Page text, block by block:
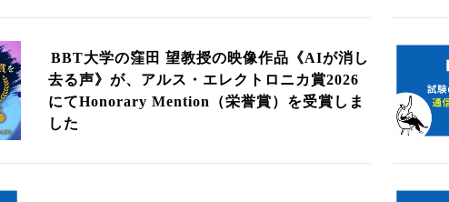
BBT大学の窪田 望教授の映像作品《AIが消し
去る声》が、アルス・エレクトロニカ賞2026
にてHonorary Mention（栄誉賞）を受賞しま
した